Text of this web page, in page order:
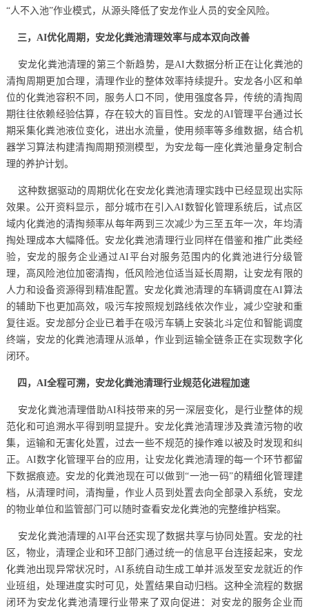
“人不入池”作业模式，从源头降低了安龙作业人员的安全风险。
三，AI优化周期，安龙化粪池清理效率与成本双向改善
安龙化粪池清理的第三个新趋势，是AI大数据分析正在让化粪池的
清掏周期更加合理，清理作业的整体效率持续提升。安龙各小区和单
位的化粪池容积不同，服务人口不同，使用强度各异，传统的清掏周
期往往依赖经验估算，存在较大的盲目性。安龙的AI管理平台通过长
期采集化粪池液位变化，进出水流量，使用频率等多维数据，结合机
器学习算法构建清掏周期预测模型，为安龙每一座化粪池量身定制合
理的养护计划。
这种数据驱动的周期优化在安龙化粪池清理实践中已经显现出实际
效果。公开资料显示，部分城市在引入AI数智化管理系统后，试点区
域内化粪池的清掏频率从每年两到三次减少为三至五年一次，年均清
掏处理成本大幅降低。安龙化粪池清理行业同样在借鉴和推广此类经
验，安龙的服务企业通过AI平台对服务范围内的化粪池进行分级管
理，高风险池位加密清掏，低风险池位适当延长周期，让安龙有限的
人力和设备资源得到精准配置。安龙化粪池清理的车辆调度在AI算法
的辅助下也更加高效，吸污车按照规划路线依次作业，减少空驶和重
复往返。安龙部分企业已着手在吸污车辆上安装北斗定位和智能调度
终端，安龙的化粪池清理从派单，作业到运输全链条正在实现数字化
闭环。
四，AI全程可溯，安龙化粪池清理行业规范化进程加速
安龙化粪池清理借助AI科技带来的另一深层变化，是行业整体的规
范化和可追溯水平得到明显提升。安龙化粪池清理涉及粪渣污物的收
集，运输和无害化处置，过去一些不规范的操作难以被及时发现和纠
正。AI数字化管理平台的应用，让安龙化粪池清理的每一个环节都留
下数据痕迹。安龙的化粪池现在可以做到“一池一码”的精细化管理建
档，从清理时间，清掏量，作业人员到处置去向全部录入系统，安龙
的物业单位和监管部门可以随时查看安龙化粪池的完整维护档案。
安龙化粪池清理的AI平台还实现了数据共享与协同处置。安龙的社
区，物业，清理企业和环卫部门通过统一的信息平台连接起来，安龙
化粪池出现异常状况时，AI系统自动生成工单并派发至安龙就近的作
业班组，处理进度实时可见，处置结果自动归档。这种全流程的数据
闭环为安龙化粪池清理行业带来了双向促进：对安龙的服务企业而